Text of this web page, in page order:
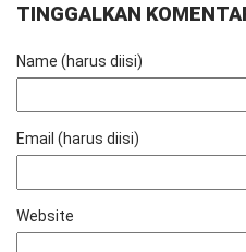
TINGGALKAN
Name (harus diisi)
Email (harus diisi)
Website